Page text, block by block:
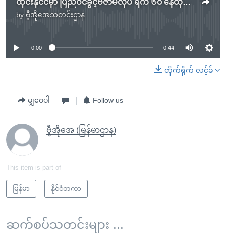
by ဗွီအိုအေသတင်းဌာန
No media source currently available
0:00 0:44
တိုက်ရိုက် လင့်ခ်
မျှဝေပါ Follow us
ဗွီအိုအေ (မြန်မာဌာန)
This item is part of
မြန်မာ နိုင်ငံတကာ
ဆက်စပ်သတင်းများ ...